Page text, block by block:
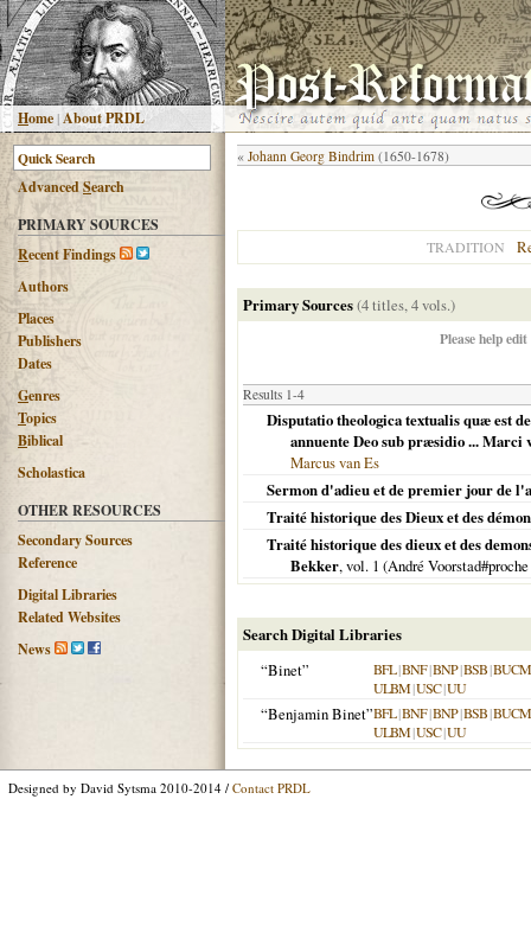
Home|About PRDL
AdvancedSearch
PRIMARY SOURCES
Recent Findings
Authors
Places
Publishers
Dates
Genres
Topics
Biblical
Scholastica
OTHER RESOURCES
Secondary Sources
Reference
Digital Libraries
Related Websites
News
« Johann Georg Bindrim (1650-1678)
TRADITION
Primary Sources(4 titles, 4 vols.)
Please help
Results 1-4
Disputatio theologica textualis quæ est
annuente Deo sub præsidio ... Marci
Marcus van Es
Sermon d'adieu et de premier jour de
Traité historique des Dieux et des
Traité historique des dieux et des
Bekker, vol. 1 (André
Search Digital Libraries
“Binet”
BFL|BNF|BNP|BSB|BUCM
ULBM|USC|UU
“Benjamin Binet”BFL|BNF|BNP|BSB|BUCM
ULBM|USC|UU
Designed by David Sytsma 2010-2014 / Contact PRDL